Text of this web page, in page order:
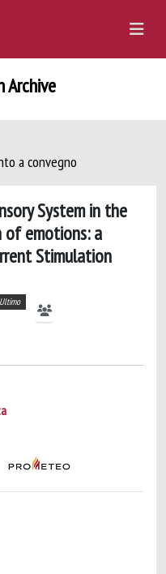
Archive
a convegno
System in the
of emotions: a
Stimulation
Ultimo